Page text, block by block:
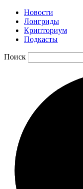
Новости
Лонгриды
Крипториум
Подкасты
Поиск